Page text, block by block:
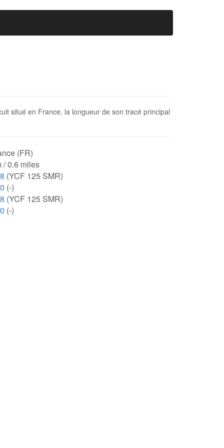
situé en France, la longueur de son tracé principal
(FR)
/ 0.6 miles
(YCF 125 SMR)
(-)
(YCF 125 SMR)
(-)